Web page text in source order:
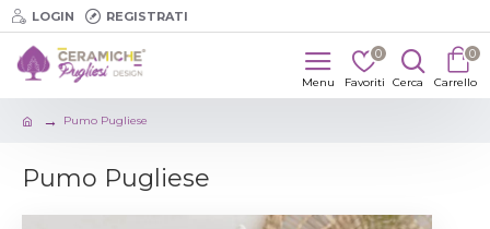
LOGIN REGISTRATI
0 0
Pumo Pugliese
Pumo Pugliese